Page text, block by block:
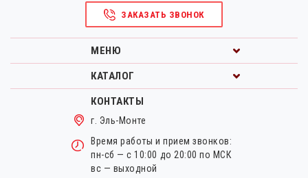
ЗАКАЗАТЬ ЗВОНОК
МЕНЮ
КАТАЛОГ
КОНТАКТЫ
г. Эль-Монте
Время работы и прием звонков:
пн-сб — с 10:00 до 20:00 по МСК
вс — выходной